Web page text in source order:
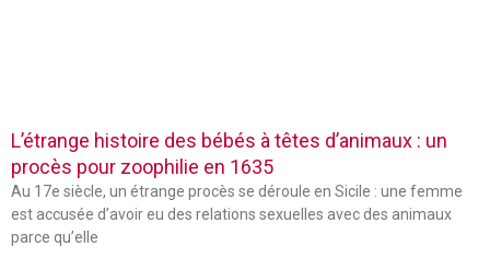
L’étrange histoire des bébés à têtes d’animaux : un
procès pour zoophilie en 1635
Au 17e siècle, un étrange procès se déroule en Sicile : une femme
est accusée d’avoir eu des relations sexuelles avec des animaux
parce qu’elle